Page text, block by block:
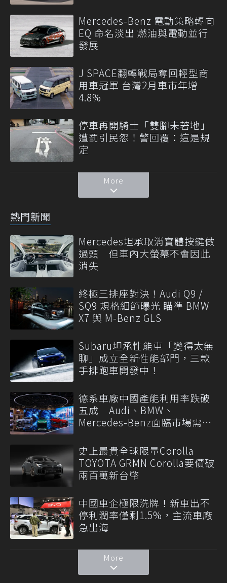
Mercedes-Benz 電動策略轉向
EQ 命名淡出 燃油與電動並行
發展
J SPACE翻轉戰局奪回輕型商
用車冠軍 台灣2月車市年增
4.8%
停車再開騎士「雙腳未著地」
遭罰引民怨！警回覆：這是規
定
More
熱門新聞
Mercedes坦承取消實體按鍵做
過頭 但車內大螢幕不會因此
消失
終極三排座對決！Audi Q9 /
SQ9 規格細節曝光 瞄準 BMW
X7 與 M-Benz GLS
Subaru坦承性能車「變得太無
聊」成立全新性能部門，三款
手排跑車開發中！
德系車廠中國產能利用率跌破
五成 Audi、BMW、
Mercedes-Benz面臨市場需求
史上最貴全球限量Corolla
TOYOTA GRMN Corolla要價破
兩百萬新台幣
中國車企極限洗牌！新車出不
停利潤率僅剩1.5%，主流車廠
急出海
More